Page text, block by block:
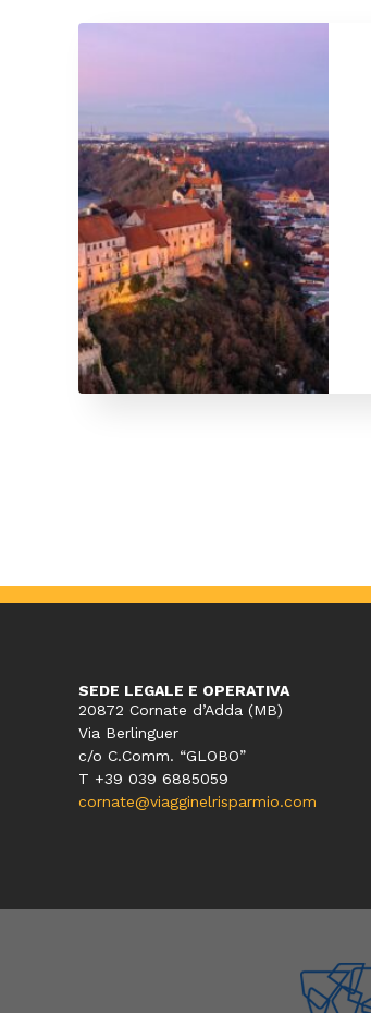
SEDE LEGALE E OPERATIVA
20872 Cornate d’Adda (MB)
Via Berlinguer
c/o C.Comm. “GLOBO”
T +39 039 6885059
cornate@viagginelrisparmio.com